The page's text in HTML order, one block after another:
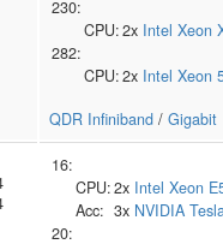
230:
CPU:2x Intel Xeon
282:
CPU:2x Intel Xeon
QDR Infiniband / Gigabit
16:
CPU:2x Intel Xeon
Acc: 3x NVIDIA
20: